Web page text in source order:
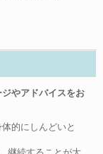
やアドバイスをお
的にしんどいと